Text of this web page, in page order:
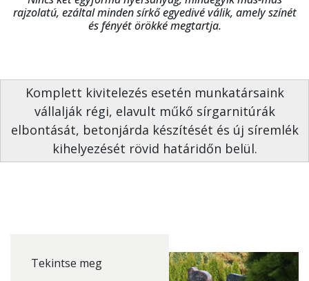
rajzolatú, ezáltal minden sírkő egyedivé válik, amely színét
és fényét örökké megtartja.
Komplett kivitelezés esetén munkatársaink
vállalják régi, elavult műkő sírgarnitúrák
elbontását, betonjárda készítését és új síremlék
kihelyezését rövid határidőn belül.
Tekintse meg